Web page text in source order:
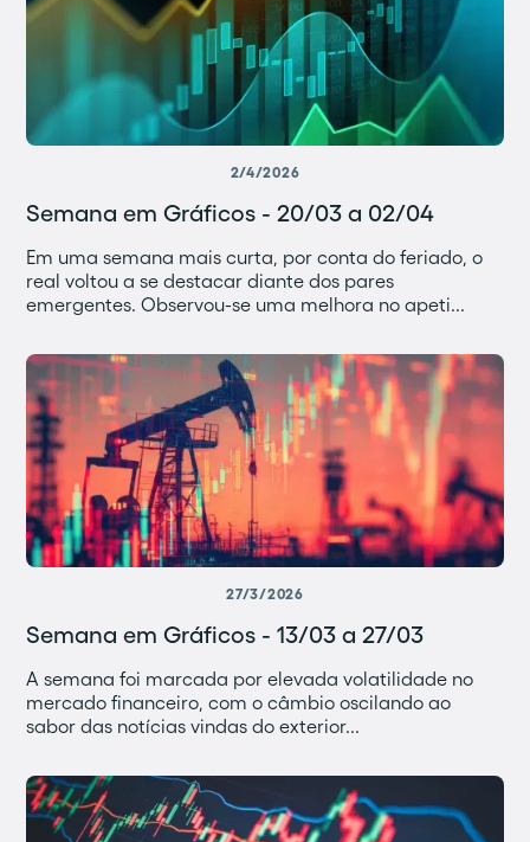
2/4/2026
Semana em Gráficos - 20/03 a 02/04
Em uma semana mais curta, por conta do feriado, o
real voltou a se destacar diante dos pares
emergentes. Observou-se uma melhora no apeti...
27/3/2026
Semana em Gráficos - 13/03 a 27/03
A semana foi marcada por elevada volatilidade no
mercado financeiro, com o câmbio oscilando ao
sabor das notícias vindas do exterior...